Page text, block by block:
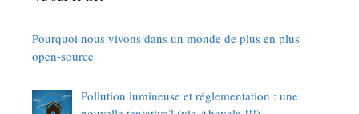
Pourquoi nous vivons dans un monde de plus en plus
open-source
Pollution lumineuse et réglementation : une